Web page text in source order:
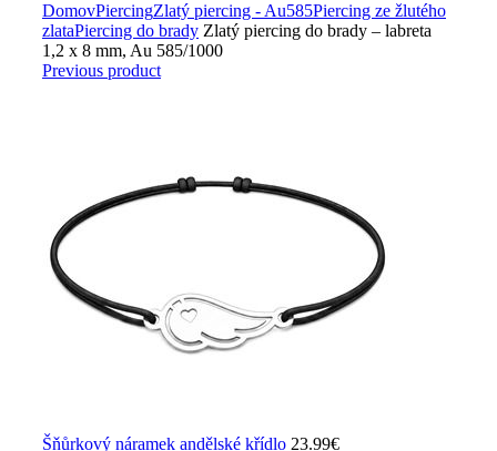
DomovPiercingZlatý piercing - Au585Piercing ze žlutého
zlataPiercing do brady Zlatý piercing do brady – labreta
1,2 x 8 mm, Au 585/1000
Previous product
Šňůrkový náramek andělské křídlo 23.99€